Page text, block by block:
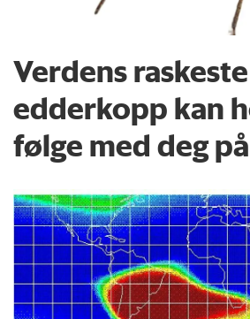
Verdens raskeste
edderkopp kan
følge med deg